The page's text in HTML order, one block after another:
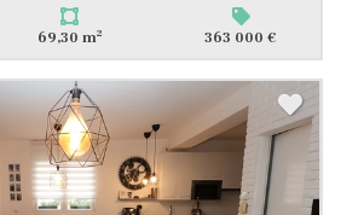
69,30 m2 363 000 €